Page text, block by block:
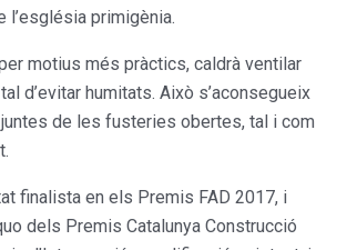
l’església primigènia.
motius més pràctics, caldrà ventilar
d’evitar humitats. Això s’aconsegueix
de les fusteries obertes, tal i com
finalista en els Premis FAD 2017, i
dels Premis Catalunya Construcció